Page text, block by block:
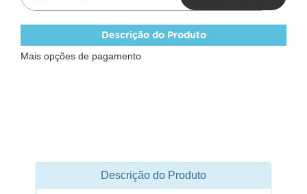
Descrição do Produto
Mais opções de pagamento
Descrição do Produto